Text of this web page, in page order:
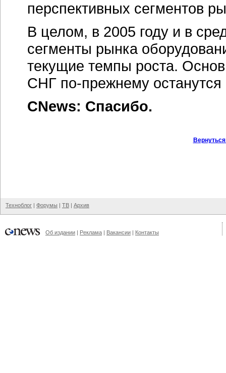
перспективных сегментов
В целом, в 2005 году и в
сегменты рынка
текущие темпы роста.
СНГ по-прежнему
CNews: Спасибо.
Техноблог | Форумы | ТВ | Архив
Об издании | Реклама | Вакансии | Контакты